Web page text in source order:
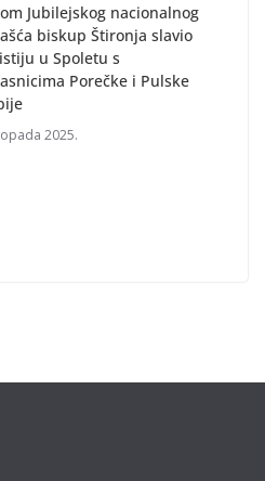
Jubilejskog nacionalnog
biskup Štironja slavio
u Spoletu s
Porečke i Pulske
2025.